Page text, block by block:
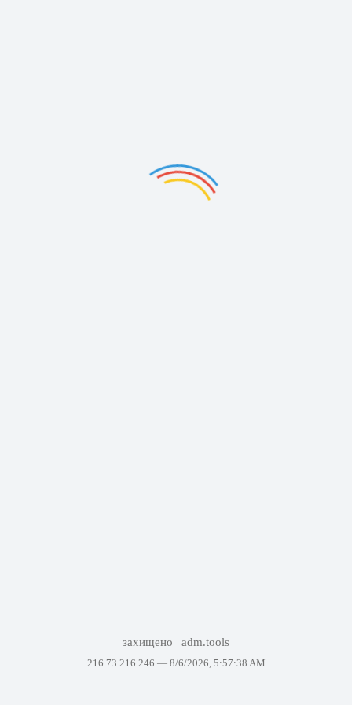
захищено adm.tools
216.73.216.246 — 8/6/2026, 5:57:38 AM